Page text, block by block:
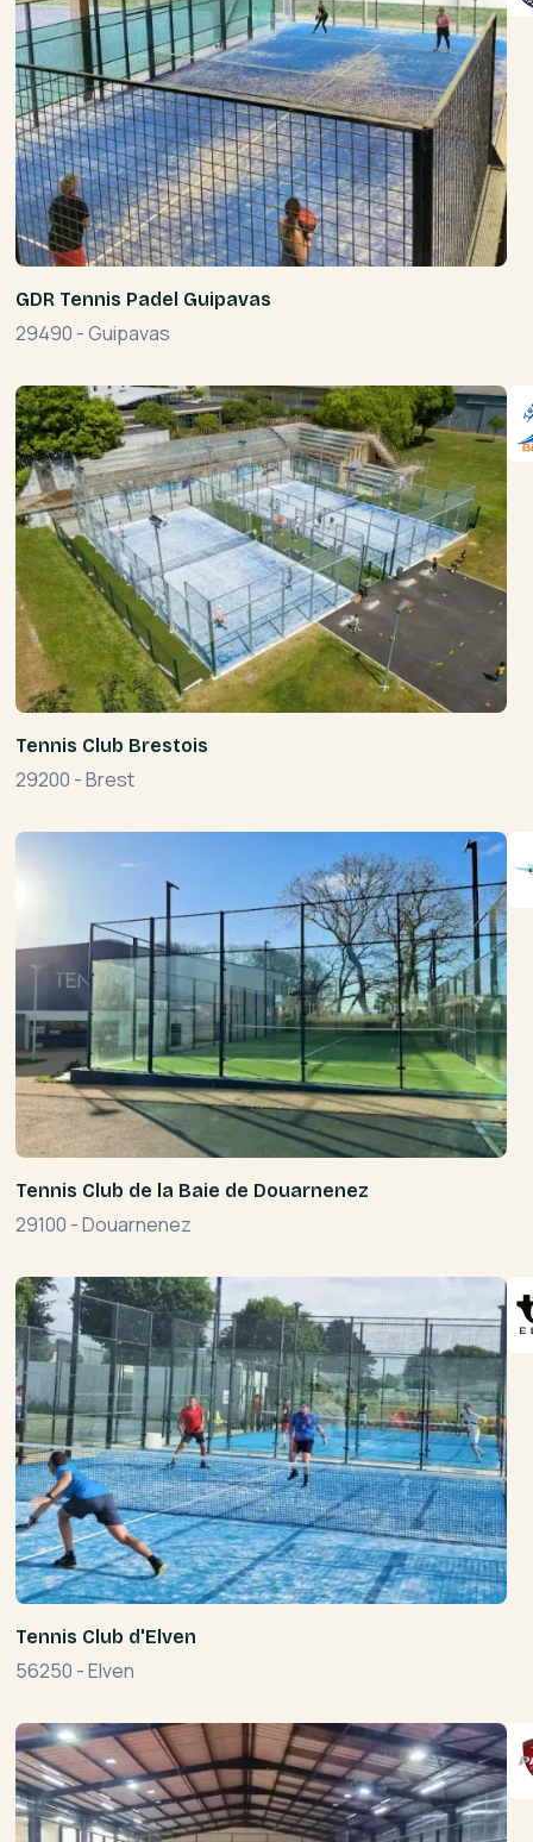
GDR Tennis Padel Guipavas
29490 -Guipavas
Tennis Club Brestois
29200 -Brest
Tennis Club de la Baie de Douarnenez
29100 -Douarnenez
Tennis Club d'Elven
56250 -Elven